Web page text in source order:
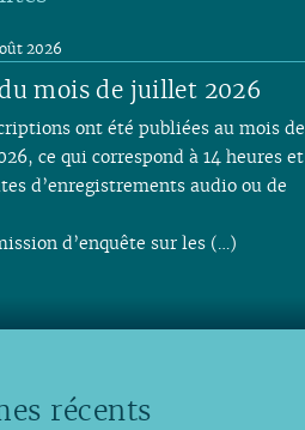
mois de juillet 2026
2026
ont été publiées au mois de
ce qui correspond à 14 heures et
d’enregistrements audio ou de
d’enquête sur les (…)
récents